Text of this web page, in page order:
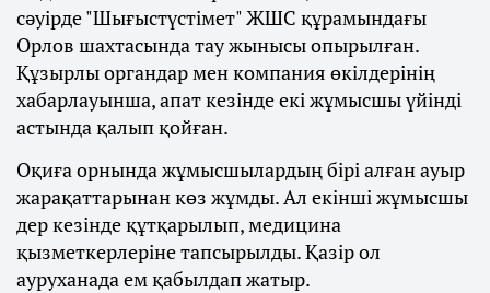
сәуірде "Шығыстүстімет" ЖШС құрамындағы
Орлов шахтасында тау жынысы опырылған.
Құзырлы органдар мен компания өкілдерінің
хабарлауынша, апат кезінде екі жұмысшы үйінді
астында қалып қойған.
Оқиға орнында жұмысшылардың бірі алған ауыр
жарақаттарынан көз жұмды. Ал екінші жұмысшы
дер кезінде құтқарылып, медицина
қызметкерлеріне тапсырылды. Қазір ол
ауруханада ем қабылдап жатыр.